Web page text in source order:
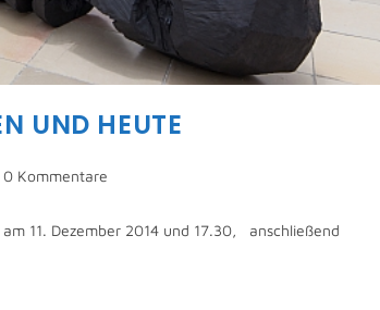
UND HEUTE
0 Kommentare
11. Dezember 2014 und 17.30, anschließend